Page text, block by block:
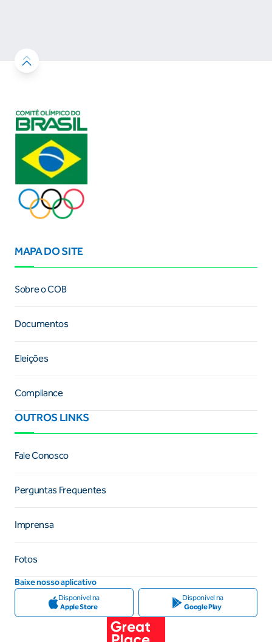
MAPA DO SITE
Sobre o COB
Documentos
Eleições
Compliance
OUTROS LINKS
Fale Conosco
Perguntas Frequentes
Imprensa
Fotos
Baixe nosso aplicativo
Disponível na
Apple Store
Disponível na
Google Play